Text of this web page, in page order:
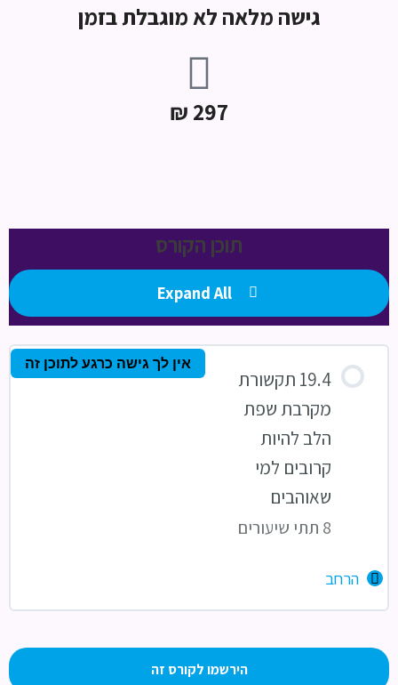
תוכן הקורס
Expand All
19.4 תקשורת
מקרבת שפת
הלב להיות
קרובים למי
שאוהבים
8 תתי שיעורים
אין לך גישה כרגע לתוכן זה
הרחב
תוכן השיעור
0/8 צעדים
גישה מלאה לא מוגבלת בזמן
297 ₪
הירשמו לקורס זה